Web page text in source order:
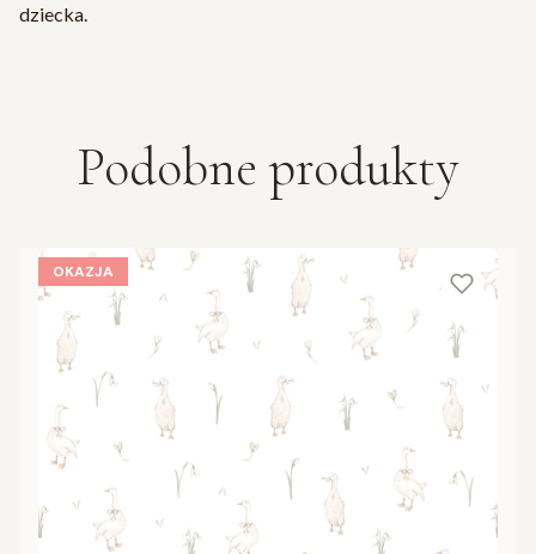
dziecka.
Podobne produkty
OKAZJA